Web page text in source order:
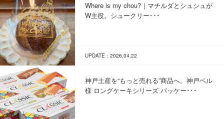
Where is my chou?｜マチルダとシュシュが
W主役。シュークリー･･･
UPDATE：2026.04.22
神戸土産を“もっと売れる”商品へ。神戸ベル
様 ロングケーキシリーズ パッケー･･･